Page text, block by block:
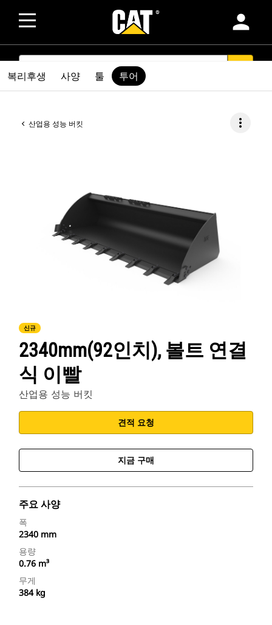
person
SEARCH
산업용 성능 버킷 more_vert
신규
2340mm(92인치), 볼트 연결
식 이빨
산업용 성능 버킷
견적 요청
지금 구매
주요 사양
폭
2340 mm
용량
0.76 m³
무게
384 kg
복리후생 사양 툴 투어